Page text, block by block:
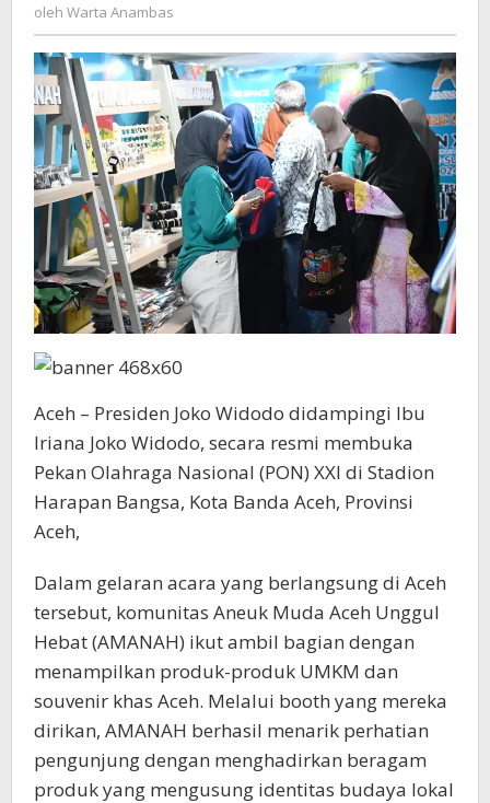
AMANAH
Sebagai
Pilihan
Souvenir
Khas
Aceh
oleh Warta Anambas
Aceh – Presiden Joko Widodo didampingi Ibu
Iriana Joko Widodo, secara resmi membuka
Pekan Olahraga Nasional (PON) XXI di Stadion
Harapan Bangsa, Kota Banda Aceh, Provinsi
Aceh,
Dalam gelaran acara yang berlangsung di Aceh
tersebut, komunitas Aneuk Muda Aceh Unggul
Hebat (AMANAH) ikut ambil bagian dengan
menampilkan produk-produk UMKM dan
souvenir khas Aceh. Melalui booth yang mereka
dirikan, AMANAH berhasil menarik perhatian
pengunjung dengan menghadirkan beragam
produk yang mengusung identitas budaya lokal